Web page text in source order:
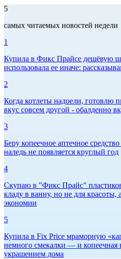
5
самых читаемых новостей недели
1
Купила в Фикс Прайсе дешёвую
использовала ее иначе:
2
Когда котлеты надоели, готовлю
вкус совсем другой - обалденно
3
Беру копеечное аптечное
наледь не появляется круглый год
4
Скупаю в "Фикс Прайс"
кладу в ванну, но не для красоты,
экономии
5
Купила в Fix Price мраморную
немного смекалки — и копеечная
украшением дома